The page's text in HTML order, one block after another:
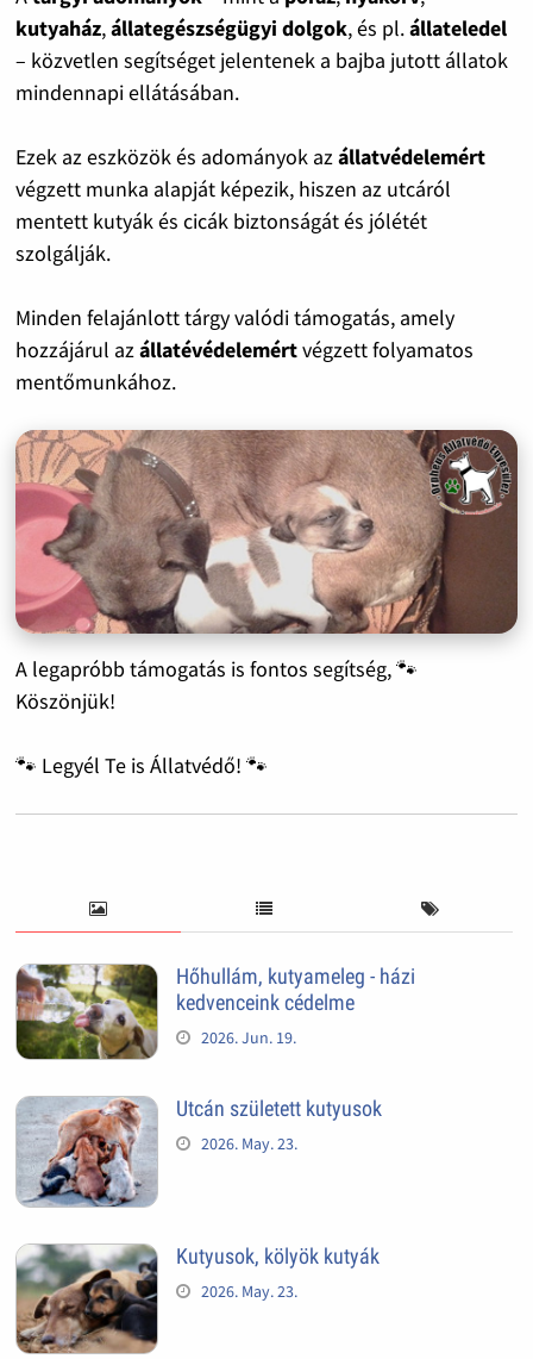
kutyaház,állategészségügyi dolgok, és pl.állateledel
– közvetlen segítséget jelentenek a bajba jutott állatok
mindennapi ellátásában.
Ezek az eszközök és adományok azállatvédelemért
végzett munka alapját képezik, hiszen az utcáról
mentett kutyák és cicák biztonságát és jólétét
szolgálják.
Minden felajánlott tárgy valódi támogatás, amely
hozzájárul azállatévédelemértvégzett folyamatos
mentőmunkához.
A legapróbb támogatás is fontos segítség, 🐾
Köszönjük!
🐾 Legyél Te is Állatvédő! 🐾
Hőhullám, kutyameleg - házi
kedvenceink cédelme
2026. Jun. 19.
Utcán született kutyusok
2026. May. 23.
Kutyusok, kölyök kutyák
2026. May. 23.